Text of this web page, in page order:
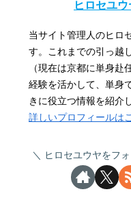
ヒロセユウ
当サイト管理人のヒロ
す。これまでの引っ越
（現在は京都に単身赴
経験を活かして、単身
きに役立つ情報を紹介
詳しいプロフィールは
ヒロセユウヤをフ